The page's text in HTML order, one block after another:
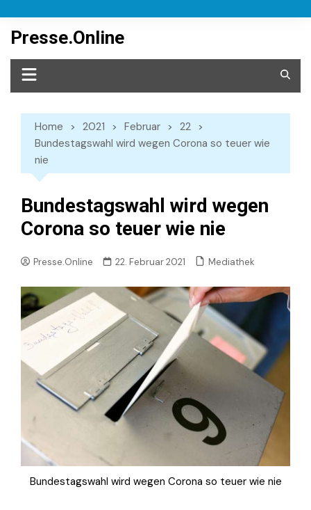
content
Presse.Online
Home 2021 Februar
22
Bundestagswahl wird wegen Corona so teuer wie
nie
Bundestagswahl wird wegen
Corona so teuer wie nie
Presse.Online 22. Februar 2021 Mediathek
Bundestagswahl wird wegen Corona so teuer wie nie